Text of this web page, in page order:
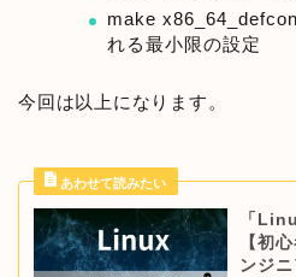
make
れる最小限の設定
今回は以上になります。
「
【初
ンジ